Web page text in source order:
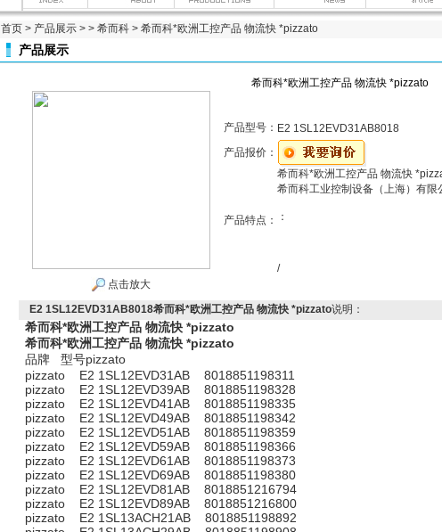
首页 > 产品展示 > > 希而科 > 希而科*欧洲工控产品 物流快 *pizzato
产品展示
希而科*欧洲工控产品 物流快 *pizzato
点击放大
产品型号： E2 1SL12EVD31AB8018
产品报价：
产品特点：
希而科*欧洲工控产品 物流快
希而科工业控制设备（上海）有限
：
/
E2 1SL12EVD31AB8018希而科*欧洲工控产品 物流快 *pizzato说明：
希而科*欧洲工控产品 物流快 *pizzato
希而科*欧洲工控产品 物流快 *pizzato
品牌 型号pizzato
pizzato E2 1SL12EVD31AB 8018851198311
pizzato E2 1SL12EVD39AB 8018851198328
pizzato E2 1SL12EVD41AB 8018851198335
pizzato E2 1SL12EVD49AB 8018851198342
pizzato E2 1SL12EVD51AB 8018851198359
pizzato E2 1SL12EVD59AB 8018851198366
pizzato E2 1SL12EVD61AB 8018851198373
pizzato E2 1SL12EVD69AB 8018851198380
pizzato E2 1SL12EVD81AB 8018851216794
pizzato E2 1SL12EVD89AB 8018851216800
pizzato E2 1SL13ACH21AB 8018851198892